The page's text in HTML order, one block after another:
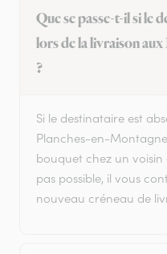
Que se passe-t-il si le
lors de la livraison
?
Si le destinataire est
Planches-en-
bouquet chez un voisin
pas possible, il vous
nouveau créneau de